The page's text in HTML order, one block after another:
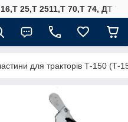
25,Т 2511,Т 70,Т 74, ДТ
для тракторів Т-150